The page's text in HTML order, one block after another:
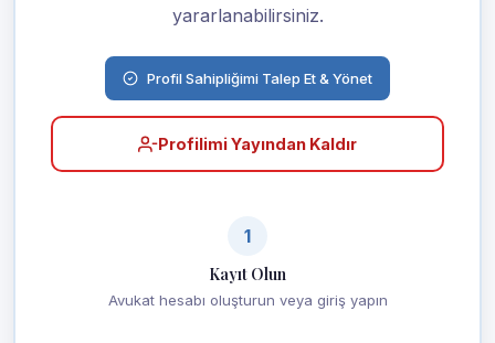
yararlanabilirsiniz.
Profil Sahipliğimi Talep Et & Yönet
Profilimi Yayından Kaldır
1
Kayıt Olun
Avukat hesabı oluşturun veya giriş yapın